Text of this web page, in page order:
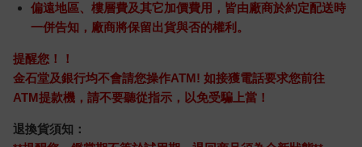
偏遠地區、樓層費及其它加價費用，皆由廠商於約定配送時
一併告知，廠商將保留出貨與否的權利。
提醒您！！
金石堂及銀行均不會請您操作ATM! 如接獲電話要求您前往
ATM提款機，請不要聽從指示，以免受騙上當！
退換貨須知：